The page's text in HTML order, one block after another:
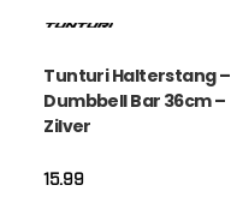
Tunturi Halterstang –
Dumbbell Bar 36cm –
Zilver
15.99